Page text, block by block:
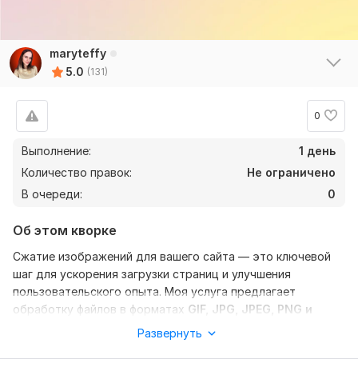
maryteffy
5.0 (131)
0
Выполнение:
1 день
Количество правок:
Не ограничено
В очереди:
0
Об этом кворке
Сжатие изображений для вашего сайта — это ключевой
шаг для ускорения загрузки страниц и улучшения
пользовательского опыта. Моя услуга предлагает
обработку файлов в форматах GIF, JPG, JPEG, PNG и
с сохранением качества. Я применяю современные
методы сжатия, позволяющие значительно уменьшить
размер изображений без ухудшения их визуального вида.
Развернуть